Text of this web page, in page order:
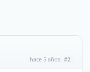
hace 5 años #2